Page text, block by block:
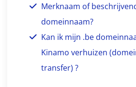
Merknaam of
domeinnaam?
Kan ik mijn .be
Kinamo verhuizen
transfer) ?